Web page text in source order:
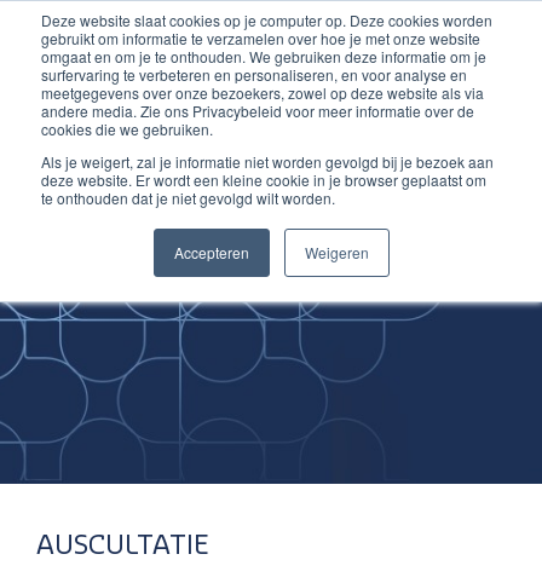
Deze website slaat cookies op je computer op. Deze cookies worden
gebruikt om informatie te verzamelen over hoe je met onze website
omgaat en om je te onthouden. We gebruiken deze informatie om je
surfervaring te verbeteren en personaliseren, en voor analyse en
meetgegevens over onze bezoekers, zowel op deze website als via
andere media. Zie ons Privacybeleid voor meer informatie over de
cookies die we gebruiken.
Als je weigert, zal je informatie niet worden gevolgd bij je bezoek aan
deze website. Er wordt een kleine cookie in je browser geplaatst om
te onthouden dat je niet gevolgd wilt worden.
Accepteren Weigeren
Inloggen account
Ga
naar
de
inhoud
Improving
Medical Skills
AUSCULTATIE